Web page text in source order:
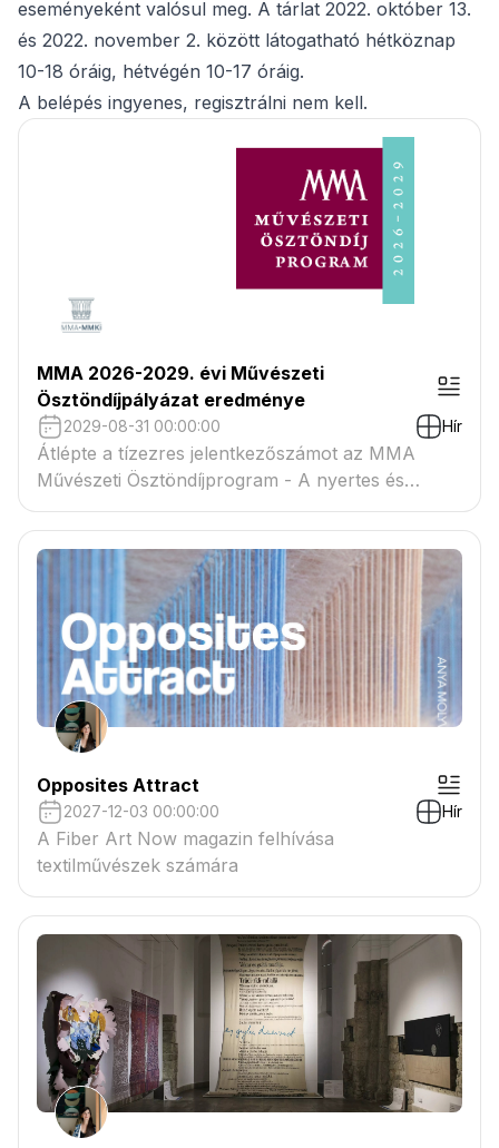
eseményeként valósul meg. A tárlat 2022. október 13.
és 2022. november 2. között látogatható hétköznap
10-18 óráig, hétvégén 10-17 óráig.
A belépés ingyenes, regisztrálni nem kell.
MMA 2026-2029. évi Művészeti
Ösztöndíjpályázat eredménye
2029-08-31 00:00:00 Hír
Átlépte a tízezres jelentkezőszámot az MMA
Művészeti Ösztöndíjprogram - A nyertes és
tartaléklistás pályázók névsora megtekinthető a
csatolmányban
Opposites Attract
2027-12-03 00:00:00 Hír
A Fiber Art Now magazin felhívása
textilművészek számára